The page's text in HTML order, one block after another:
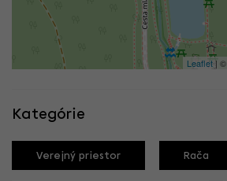
Leaflet| ©
Kategórie
Verejný priestor Rača